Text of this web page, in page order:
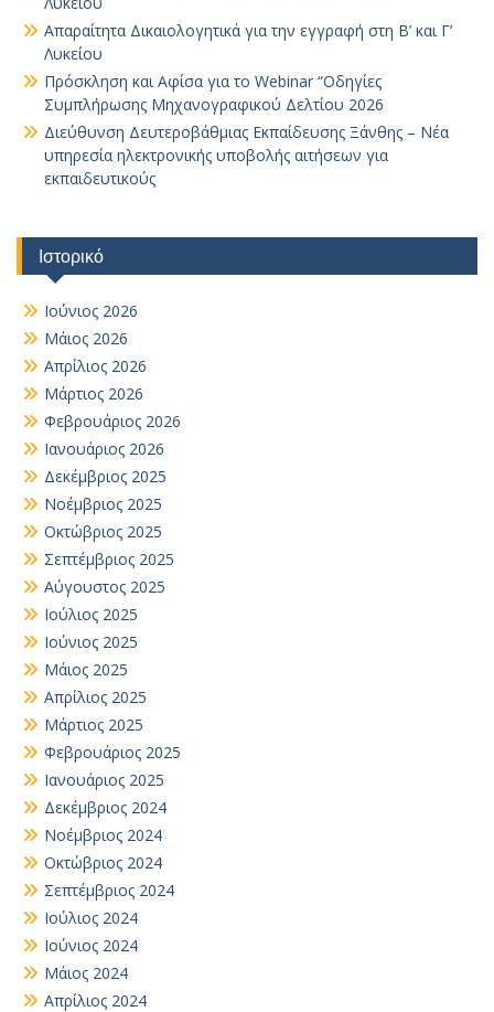
Απαραίτητα Δικαιολογητικά για την εγγραφή στη Β’ και Γ’
Λυκείου
Πρόσκληση και Αφίσα για το Webinar “Οδηγίες
Συμπλήρωσης Μηχανογραφικού Δελτίου 2026
Διεύθυνση Δευτεροβάθμιας Εκπαίδευσης Ξάνθης – Νέα
υπηρεσία ηλεκτρονικής υποβολής αιτήσεων για
εκπαιδευτικούς
Ιστορικό
Ιούνιος 2026
Μάιος 2026
Απρίλιος 2026
Μάρτιος 2026
Φεβρουάριος 2026
Ιανουάριος 2026
Δεκέμβριος 2025
Νοέμβριος 2025
Οκτώβριος 2025
Σεπτέμβριος 2025
Αύγουστος 2025
Ιούλιος 2025
Ιούνιος 2025
Μάιος 2025
Απρίλιος 2025
Μάρτιος 2025
Φεβρουάριος 2025
Ιανουάριος 2025
Δεκέμβριος 2024
Νοέμβριος 2024
Οκτώβριος 2024
Σεπτέμβριος 2024
Ιούλιος 2024
Ιούνιος 2024
Μάιος 2024
Απρίλιος 2024